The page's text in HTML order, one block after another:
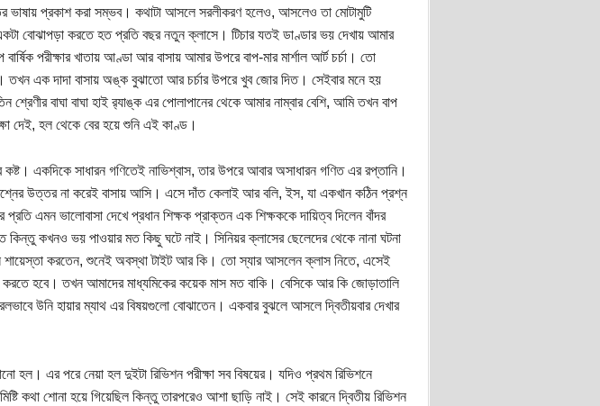
ভাষায় প্রকাশ করা সম্ভব। কথাটা আসলে সরলীকরণ হলেও, আসলেও তা মোটামুটি
বোঝাপড়া করতে হত প্রতি বছর নতুন ক্লাসে। টিচার যতই ডাণ্ডার ভয় দেখায় আমার
পরীক্ষার খাতায় আণ্ডা আর বাসায় আমার উপরে বাপ-মার মার্শাল আর্ট চর্চা। তো
এক দাদা বাসায় অঙ্ক বুঝাতো আর চর্চার উপরে খুব জোর দিত। সেইবার মনে হয়
বাঘা বাঘা হাই র‍্যাঙ্ক এর পোলাপানের থেকে আমার নাম্বার বেশি, আমি তখন বাপ
দেই, হল থেকে বের হয়ে শুনি এই কাণ্ড।
একদিকে সাধারন গণিতেই নাভিশ্বাস, তার উপরে আবার অসাধারন গণিত এর রপ্তানি।
প্রশ্নের উত্তর না করেই বাসায় আসি। এসে দাঁত কেলাই আর বলি, ইস, যা একখান কঠিন প্রশ্ন
এমন ভালোবাসা দেখে প্রধান শিক্ষক প্রাক্তন এক শিক্ষককে দায়িত্ব দিলেন বাঁদর
কখনও ভয় পাওয়ার মত কিছু ঘটে নাই। সিনিয়র ক্লাসের ছেলেদের থেকে নানা ঘটনা
শায়েস্তা করতেন, শুনেই অবস্থা টাইট আর কি। তো স্যার আসলেন ক্লাস নিতে, এসেই
করতে হবে। তখন আমাদের মাধ্যমিকের কয়েক মাস মত বাকি। বেসিকে আর কি জোড়াতালি
উনি হায়ার ম্যাথ এর বিষয়গুলো বোঝাতেন। একবার বুঝলে আসলে দ্বিতীয়বার দেখার
হল। এর পরে নেয়া হল দুইটা রিভিশন পরীক্ষা সব বিষয়ের। যদিও প্রথম রিভিশনে
কথা শোনা হয়ে গিয়েছিল কিন্তু তারপরেও আশা ছাড়ি নাই। সেই কারনে দ্বিতীয় রিভিশন